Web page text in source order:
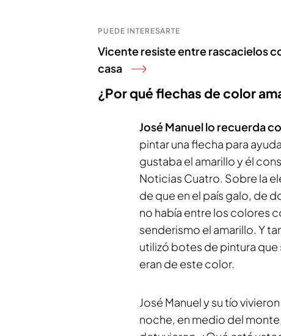
PUEDE INTERESARTE
Vicente resiste entre rascacielos
casa
¿Por qué flechas de color
José Manuel lo recuerda
pintar una flecha para
gustaba el amarillo y él
Noticias Cuatro. Sobre la
de que en el país galo, de
no había entre los colores
senderismo el amarillo. Y
utilizó botes de pintura que
eran de este color.
José Manuel y su tío
noche, en medio del